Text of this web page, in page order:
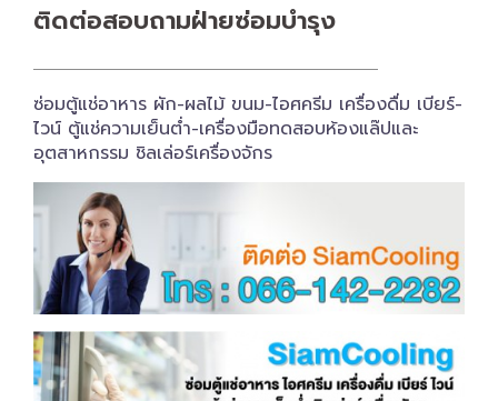
ติดต่อสอบถาม​ฝ่ายซ่อมบำรุง
ซ่อมตู้แช่อาหาร ผัก-ผลไม้ ขนม-ไอศครีม เครื่องดื่ม เบียร์-
ไวน์ ตู้แช่ความเย็นต่ำ-เครื่องมือทดสอบห้องแล๊ปและ
อุตสาหกรรม ชิลเล่อร์เครื่อง​จักร